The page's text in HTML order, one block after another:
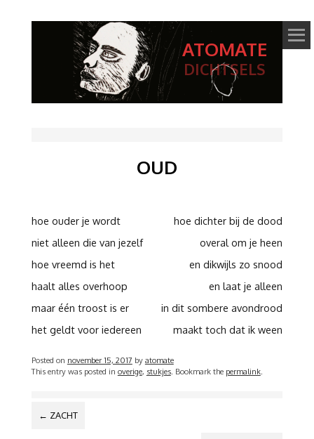
ATOMATE
DICHTSELS
OUD
hoe ouder je wordt
hoe dichter bij de dood
niet alleen die van jezelf
overal om je heen
hoe vreemd is het
en dikwijls zo snood
haalt alles overhoop
en laat je alleen
maar één troost is er
in dit sombere avondrood
het geldt voor iedereen
maakt toch dat ik ween
Posted on november 15, 2017 by atomate
This entry was posted in overige, stukjes. Bookmark the permalink.
BERICHTNAVIGATIE
← ZACHT